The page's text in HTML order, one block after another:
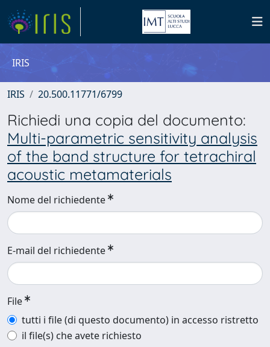
IRIS
IRIS 20.500.11771/6799
Richiedi una copia del documento:
Multi-parametric sensitivity analysis
of the band structure for tetrachiral
acoustic metamaterials
Nome del richiedente
E-mail del richiedente
File
tutti i file (di questo documento) in accesso ristretto
il file(s) che avete richiesto